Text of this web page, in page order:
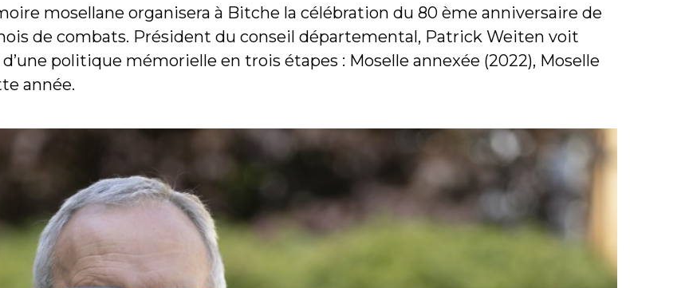
mosellane organisera à Bitche la célébration du 80 ème anniversaire de
de combats. Président du conseil départemental, Patrick Weiten voit
politique mémorielle en trois étapes : Moselle annexée (2022), Moselle
année.